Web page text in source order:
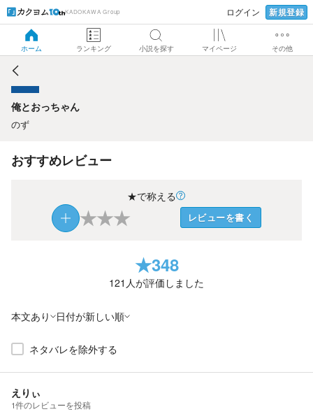
KADOKAWA Group ログイン 新規登録
ホーム ランキング 小説を探す マイページ その他
俺とおっちゃん
俺とおっちゃん
のず
おすすめレビュー
★で称える
★★★ レビューを書く
★348
121 人が評価しました
本文あり 日付が新しい順
ネタバレを除外する
えりぃ
1件のレビューを投稿